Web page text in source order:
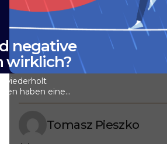
negative
wirklich?
wiederholt
haben eine
JahrenTomasz Pieszko